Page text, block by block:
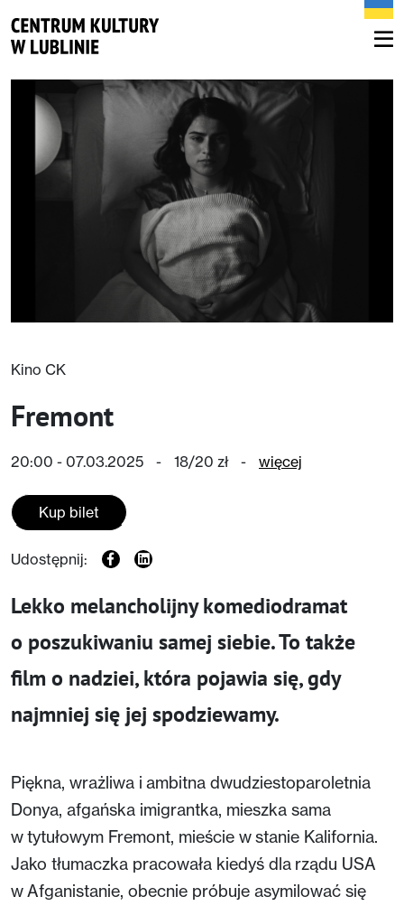
Kino CK
Fremont
20:00 - 07.03.2025 - 18/20 zł - więcej
Kup bilet
Udostępnij:
Lekko melancholijny komediodramat
o poszukiwaniu samej siebie. To także
film o nadziei, która pojawia się, gdy
najmniej się jej spodziewamy.
Piękna, wrażliwa i ambitna dwudziestoparoletnia
Donya, afgańska imigrantka, mieszka sama
w tytułowym Fremont, mieście w stanie Kalifornia.
Jako tłumaczka pracowała kiedyś dla rządu USA
w Afganistanie, obecnie próbuje asymilować się